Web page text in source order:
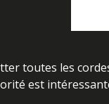
toutes les
est